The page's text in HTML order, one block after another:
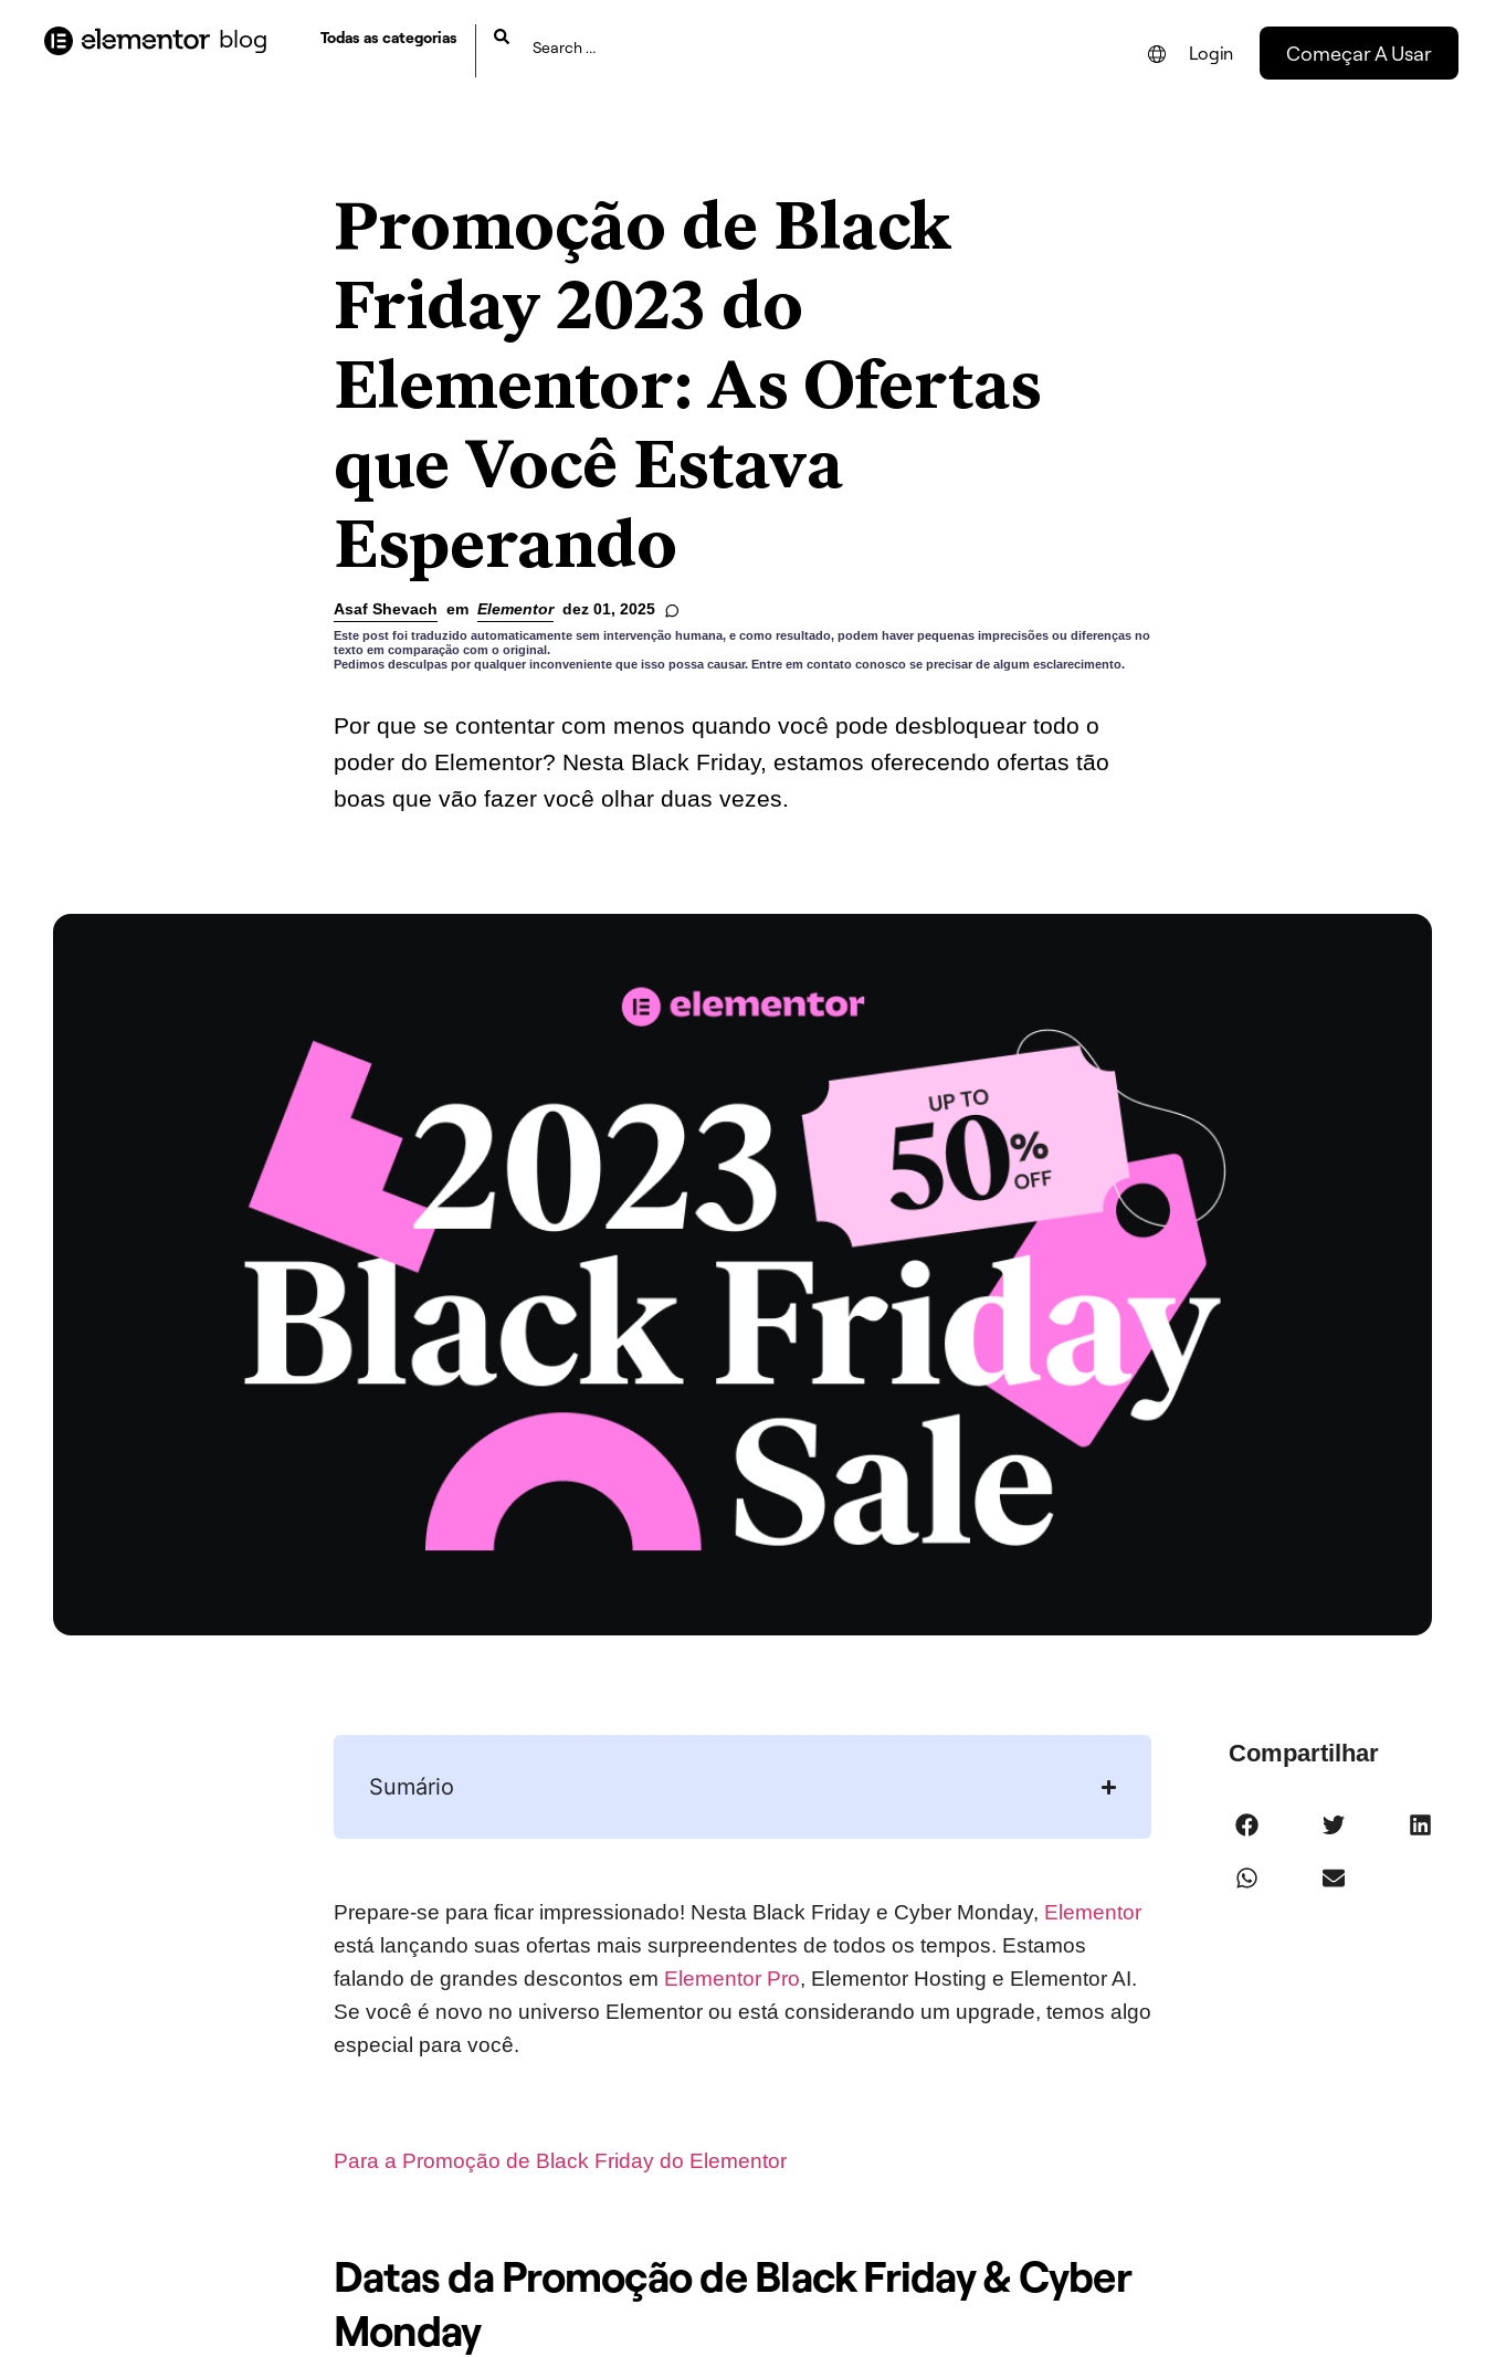
conteúdo
blog Todas as categorias
Login Começar A Usar
Promoção de Black
Friday 2023 do
Elementor: As Ofertas
que Você Estava
Esperando
Asaf Shevach em Elementor dez 01, 2025
Este post foi traduzido automaticamente sem intervenção humana, e como resultado, podem haver pequenas imprecisões ou diferenças no
texto em comparação com o original.
Pedimos desculpas por qualquer inconveniente que isso possa causar. Entre em contato conosco se precisar de algum esclarecimento.
Por que se contentar com menos quando você pode desbloquear todo o
poder do Elementor? Nesta Black Friday, estamos oferecendo ofertas tão
boas que vão fazer você olhar duas vezes.
Sumário
Prepare-se para ficar impressionado! Nesta Black Friday e Cyber Monday, Elementor
está lançando suas ofertas mais surpreendentes de todos os tempos. Estamos
falando de grandes descontos em Elementor Pro, Elementor Hosting e Elementor AI.
Se você é novo no universo Elementor ou está considerando um upgrade, temos algo
especial para você.
Para a Promoção de Black Friday do Elementor
Datas da Promoção de Black Friday & Cyber
Monday
Compartilhar